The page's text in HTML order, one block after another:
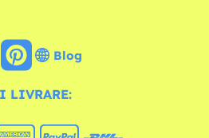
Blog
LIVRARE: